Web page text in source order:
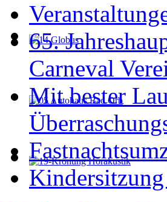
65.
Carneval
Mit bester